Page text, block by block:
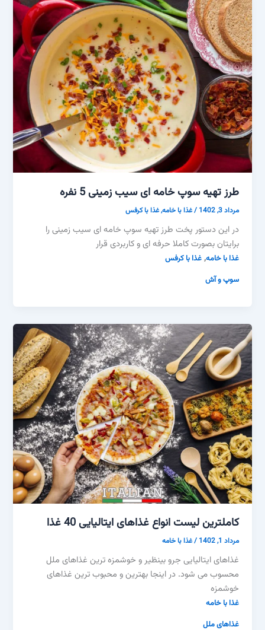
طرز تهیه سوپ خامه ای سیب زمینی 5 نفره
مرداد 3, 1402 /غذا با خامه,غذا با کرفس
در این دستور پخت طرز تهیه سوپ خامه ای سیب زمینی را
برایتان بصورت کاملا حرفه ای و کاربردی قرار
غذا با خامه,غذا با کرفس
سوپ و آش
کاملترین لیست انواع غذاهای ایتالیایی 40 غذا
مرداد 1, 1402 /غذا با خامه
غذاهای ایتالیایی جرو بینظیر و خوشمزه ترین غذاهای ملل
محسوب می شود. در اینجا بهترین و محبوب ترین غذاهای
خوشمزه
غذا با خامه
غذاهای ملل